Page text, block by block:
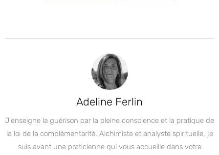
Adeline Ferlin
J'enseigne la guérison par la pleine conscience et la pratique de
la loi de la complémentarité. Alchimiste et analyste spirituelle, je
suis avant une praticienne qui vous accueille dans votre